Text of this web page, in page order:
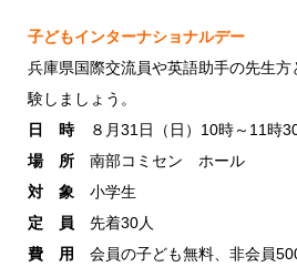
子どもインターナショナルデー
兵庫県国際交流員や英語助手の先生
験しましょう。
日 時８月31日（日）10時～11時
場 所 南部コミセン ホール
対 象 小学生
定 員 先着30人
費 用
会員の子ども無料、非会員